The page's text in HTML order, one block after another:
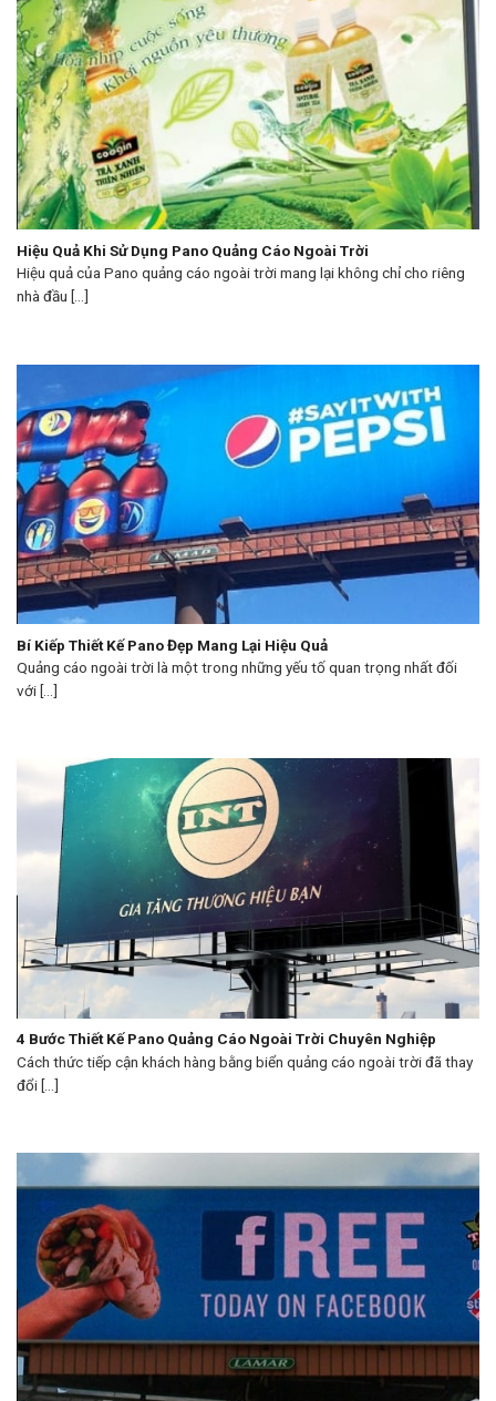
Hiệu Quả Khi Sử Dụng Pano Quảng Cáo Ngoài Trời
Hiệu quả của Pano quảng cáo ngoài trời mang lại không chỉ cho riêng
nhà đầu [...]
Bí Kiếp Thiết Kế Pano Đẹp Mang Lại Hiệu Quả
Quảng cáo ngoài trời là một trong những yếu tố quan trọng nhất đối
với [...]
4 Bước Thiết Kế Pano Quảng Cáo Ngoài Trời Chuyên Nghiệp
Cách thức tiếp cận khách hàng bằng biển quảng cáo ngoài trời đã thay
đổi [...]